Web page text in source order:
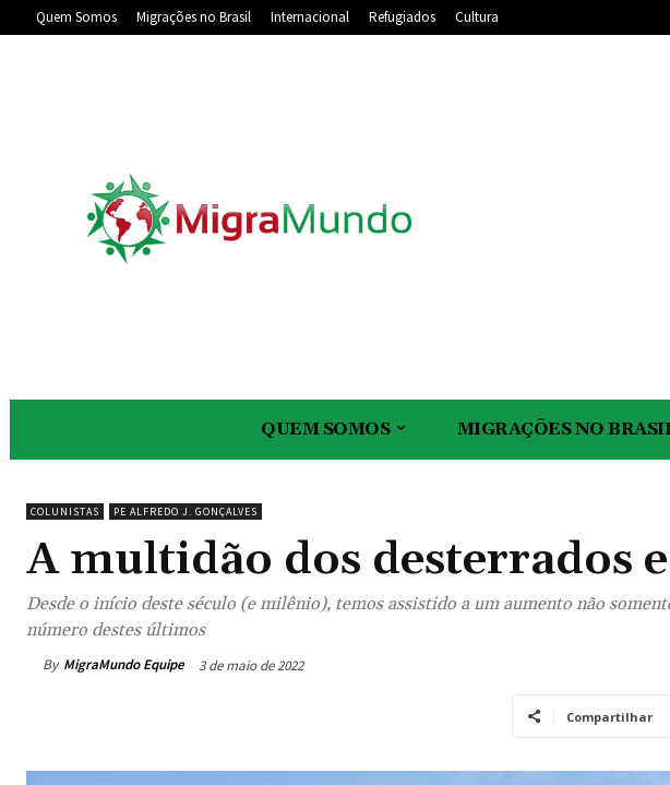
Quem Somos Migrações no Brasil Internacional Refugiados Cultura
QUEM SOMOS MIGRAÇÕES NO
COLUNISTAS PE ALFREDO J. GONÇALVES
A multidão dos desterrados
Desde o início deste século (e milênio), temos assistido a um aumento não
número destes últimos
By MigraMundo Equipe 3 de maio de 2022
Compartilhar